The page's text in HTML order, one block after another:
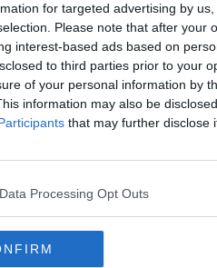
for targeted advertising by
Please note that after your
interest-based ads based on
to third parties prior to your
of your personal information by
information may also be
that may further disclose
Processing Opt Outs
iscriviti allaNewsletter
nella tua casella di posta.
ai treni
rete ferroviaria italiana capalbio